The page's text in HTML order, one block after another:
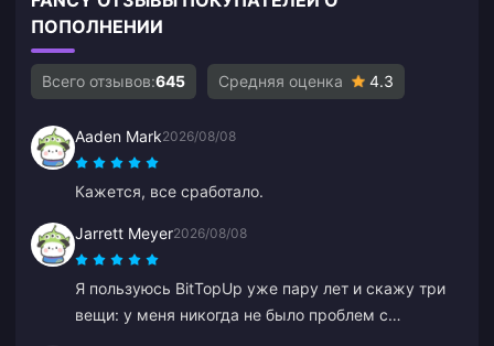
ПОПОЛНЕНИИ
Всего отзывов:645 Средняя оценка 4.3
Aaden Mark2026/08/08
Кажется, все сработало.
Jarrett Meyer2026/08/08
Я пользуюсь BitTopUp уже пару лет и скажу три
вещи: у меня никогда не было проблем с